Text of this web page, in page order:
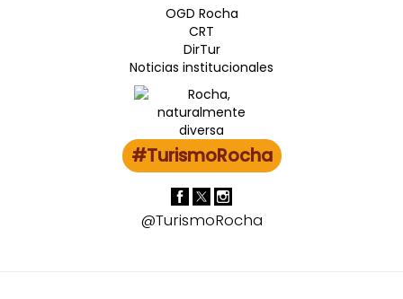
OGD Rocha
CRT
DirTur
Noticias institucionales
#TurismoRocha
@TurismoRocha